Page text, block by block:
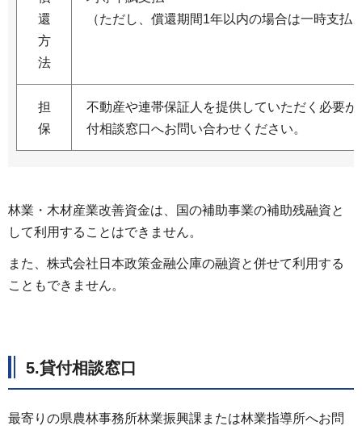
還
方
法
（ただし、償還期間1年以内の場合は一時支払
担
保
不動産や連帯保証人を提供していただく必要
付相談窓口へお問い合わせください。
林業・木材産業改善資金は、国の補助事業の補助残融資と
して利用することはできません。
また、株式会社日本政策金融公庫の融資と併せて利用する
こともできません。
5.貸付相談窓口
最寄りの県農林事務所林業振興課または林業指導所へお問